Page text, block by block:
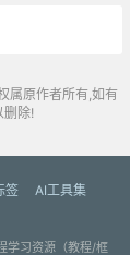
属原作者所有,如有
删除!
签
AI工具集